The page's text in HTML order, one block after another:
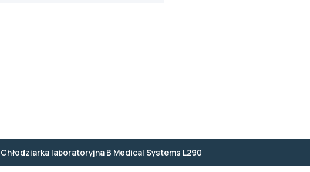
Chłodziarka laboratoryjna B Medical Systems L290